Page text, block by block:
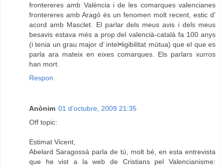
frontereres amb València i de les comarques valencianes
frontereres amb Aragó és un fenomen molt recent, estic d’
acord amb Masclet. El parlar dels meus avis i dels meus
besavis estava més a prop del valencià-català fa 100 anys
(i tenia un grau major d’ intel•ligibilitat mútua) que el que es
parla ara mateix en eixes comarques. Els parlars xurros
han mort.
Respon
Anònim 01 d’octubre, 2009 21:35
Off topic:
Estimat Vicent,
Abelard Saragossà parla de tú, molt bé, en esta entrevista
que he vist a la web de Cristians pel Valencianisme: